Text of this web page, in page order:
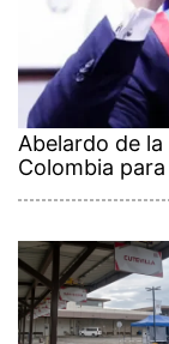
Abelardo de
Colombia